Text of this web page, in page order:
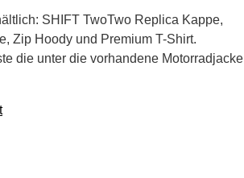
SHIFT TwoTwo Replica Kappe,
Zip Hoody und Premium T-Shirt.
die unter die vorhandene Motorradjacke